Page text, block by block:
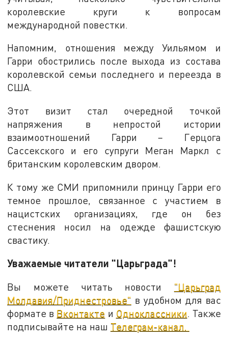
королевские круги к вопросам
международной повестки.
Напомним, отношения между Уильямом и
Гарри обострились после выхода из состава
королевской семьи последнего и переезда в
США.
Этот визит стал очередной точкой
напряжения в непростой истории
взаимоотношений Гарри – Герцога
Сассекского и его супруги Меган Маркл с
британским королевским двором.
К тому же СМИ припомнили принцу Гарри его
темное прошлое, связанное с участием в
нацистских организациях, где он без
стеснения носил на одежде фашистскую
свастику.
Уважаемые читатели "Царьграда"!
Вы можете читать новости "Царьград
Молдавия/Приднестровье" в удобном для вас
формате в Вконтакте и Одноклассники. Также
подписывайте на наш Телеграм-канал.